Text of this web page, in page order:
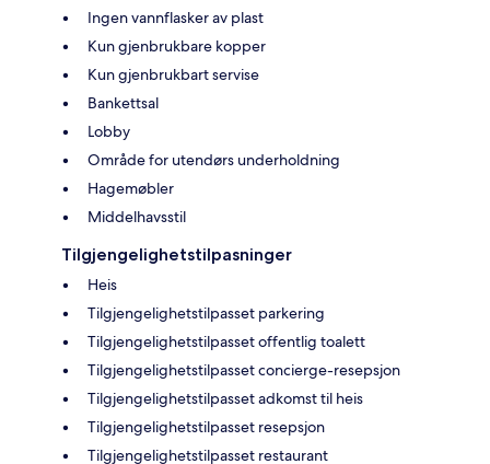
Ingen vannflasker av plast
Kun gjenbrukbare kopper
Kun gjenbrukbart servise
Bankettsal
Lobby
Område for utendørs underholdning
Hagemøbler
Middelhavsstil
Tilgjengelighetstilpasninger
Heis
Tilgjengelighetstilpasset parkering
Tilgjengelighetstilpasset offentlig toalett
Tilgjengelighetstilpasset concierge-resepsjon
Tilgjengelighetstilpasset adkomst til heis
Tilgjengelighetstilpasset resepsjon
Tilgjengelighetstilpasset restaurant